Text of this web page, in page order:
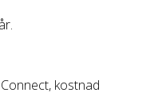
kostnad